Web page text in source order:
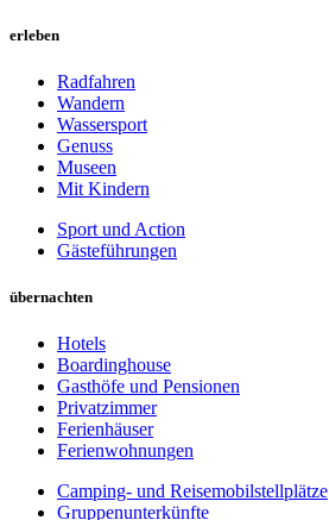
erleben
Radfahren
Wandern
Wassersport
Genuss
Museen
Mit Kindern
Sport und Action
Gästeführungen
übernachten
Hotels
Boardinghouse
Gasthöfe und Pensionen
Privatzimmer
Ferienhäuser
Ferienwohnungen
Camping- und Reisemobilstellplätze
Gruppenunterkünfte